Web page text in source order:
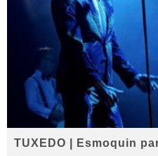
TUXEDO | Esmoquin